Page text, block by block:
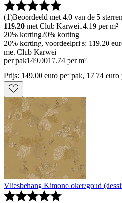
(1)Beoordeeld met 4.0 van de 5
119.20 met Club Karwei14.19 per m²
20% korting20% korting
20% korting, voordeelprijs: 119.20
met Club Karwei
per pak149.0017.74 per m²
Prijs: 149.00 euro per pak, 17.74 euro
Vliesbehang Kimono oker/goud